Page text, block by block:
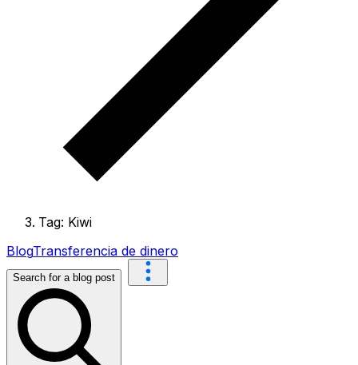
Tag: Kiwi
BlogTransferencia de dinero
Search for a blog post